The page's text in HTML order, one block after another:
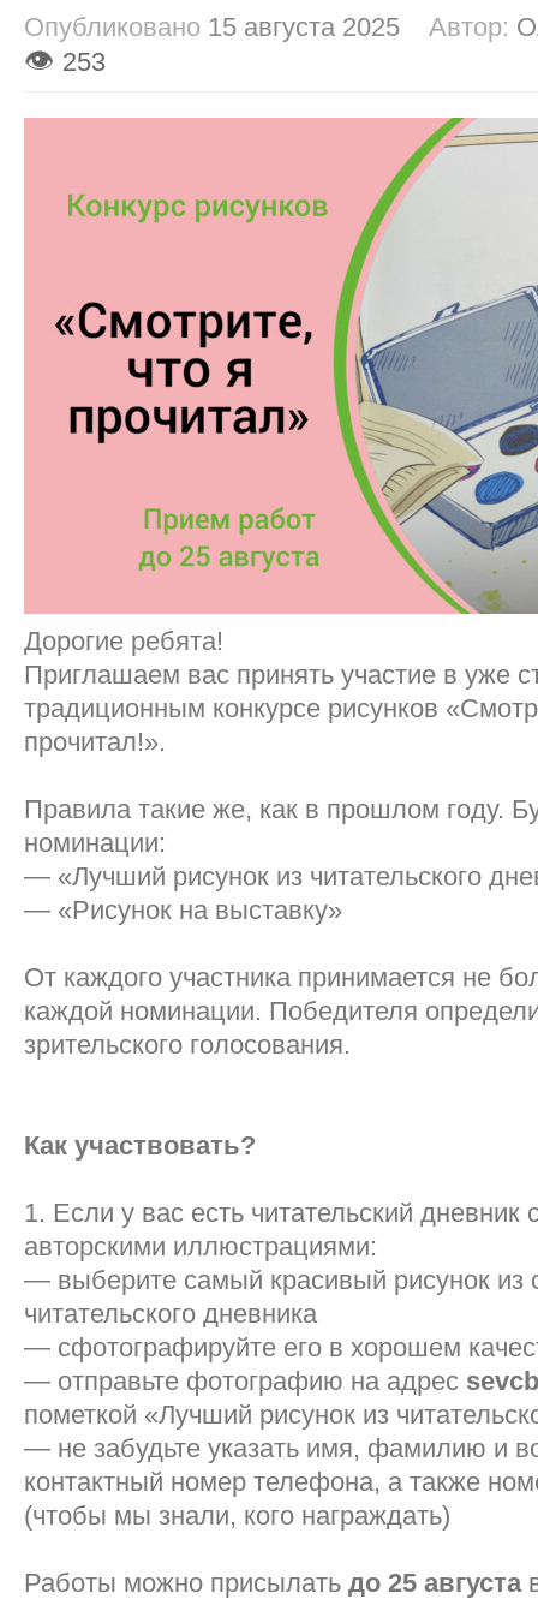
Опубликовано 15 августа 2025 Автор:
👁 253
Дорогие ребята!
Приглашаем вас принять участие в уже
традиционным конкурсе рисунков
прочитал!».
Правила такие же, как в прошлом году.
номинации:
— «Лучший рисунок из читательского
— «Рисунок на выставку»
От каждого участника принимается не
каждой номинации. Победителя
зрительского голосования.
Как участвовать?
1. Если у вас есть читательский дневник
авторскими иллюстрациями:
— выберите самый красивый рисунок из
читательского дневника
— сфотографируйте его в хорошем
— отправьте фотографию на адрес
пометкой «Лучший рисунок из
— не забудьте указать имя, фамилию и
контактный номер телефона, а также
(чтобы мы знали, кого награждать)
Работы можно присылать до 25 августа